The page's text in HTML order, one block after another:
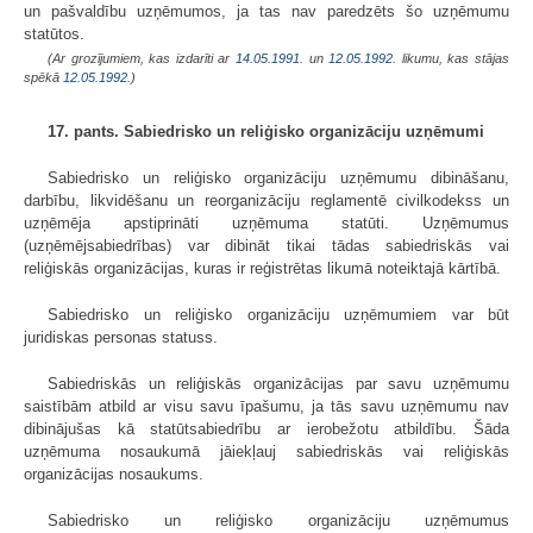
un pašvaldību uzņēmumos, ja tas nav paredzēts šo uzņēmumu
statūtos.
(Ar grozījumiem, kas izdarīti ar 14.05.1991. un 12.05.1992 . likumu, kas stājas
spēkā 12.05.1992. )
17. pants. Sabiedrisko un reliģisko organizāciju uzņēmumi
Sabiedrisko un reliģisko organizāciju uzņēmumu dibināšanu,
darbību, likvidēšanu un reorganizāciju reglamentē civilkodekss un
uzņēmēja apstiprināti uzņēmuma statūti. Uzņēmumus
(uzņēmējsabiedrības) var dibināt tikai tādas sabiedriskās vai
reliģiskās organizācijas, kuras ir reģistrētas likumā noteiktajā kārtībā.
Sabiedrisko un reliģisko organizāciju uzņēmumiem var būt
juridiskas personas statuss.
Sabiedriskās un reliģiskās organizācijas par savu uzņēmumu
saistībām atbild ar visu savu īpašumu, ja tās savu uzņēmumu nav
dibinājušas kā statūtsabiedrību ar ierobežotu atbildību. Šāda
uzņēmuma nosaukumā jāiekļauj sabiedriskās vai reliģiskās
organizācijas nosaukums.
Sabiedrisko un reliģisko organizāciju uzņēmumus